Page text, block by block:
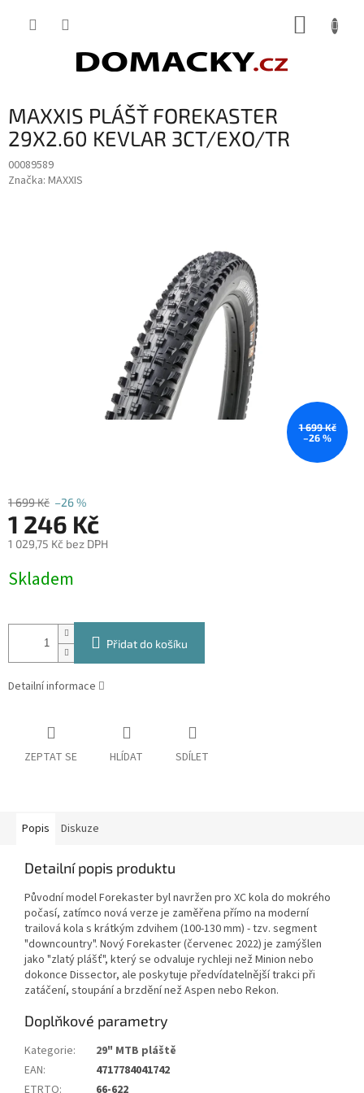
MAXXIS PLÁŠŤ FOREKASTER
29X2.60 KEVLAR 3CT/EXO/TR
00089589
Značka: MAXXIS
1 699 Kč
–26 %
1 699 Kč –26 %
1 246 Kč
1 029,75 Kč bez DPH
cena:
Skladem
Přidat do košíku
Detailní informace
ZEPTAT SE HLÍDAT SDÍLET
Popis Diskuze
Detailní popis produktu
Původní model Forekaster byl navržen pro XC kola do mokrého
počasí, zatímco nová verze je zaměřena přímo na moderní
trailová kola s krátkým zdvihem (100-130 mm) - tzv. segment
"downcountry". Nový Forekaster (červenec 2022) je zamýšlen
jako "zlatý plášť", který se odvaluje rychleji než Minion nebo
dokonce Dissector, ale poskytuje předvídatelnější trakci při
zatáčení, stoupání a brzdění než Aspen nebo Rekon.
Doplňkové parametry
Kategorie:
29" MTB pláště
EAN:
4717784041742